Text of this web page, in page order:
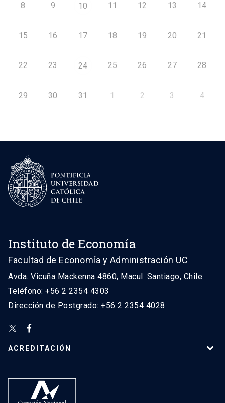
8 9 10 11 12 13 14
15 16 17 18 19 20 21
22 23 24 25 26 27 28
29 30 31 1 2 3 4
Instituto de Economía
Facultad de Economía y Administración UC
Avda. Vicuña Mackenna 4860, Macul. Santiago, Chile
Teléfono: +56 2 2354 4303
Dirección de Postgrado: +56 2 2354 4028
ACREDITACIÓN